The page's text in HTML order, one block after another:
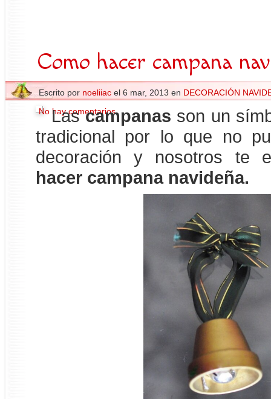
Como hacer campana
Escrito por noeliiacel 6 mar, 2013 en DECORACIÓN
No hay comentarios
Lascampanas son un
tradicional por lo que no
decoración y nosotros te
hacer campana navideña.